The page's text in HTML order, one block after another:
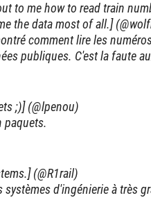
to me how to read train
the data most of all.]
comment lire les
publiques. C'est la faute
;)] (@lpenou)
paquets.
(@R1rail)
d'ingénierie à très